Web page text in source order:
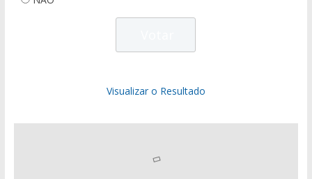
Visualizar o Resultado